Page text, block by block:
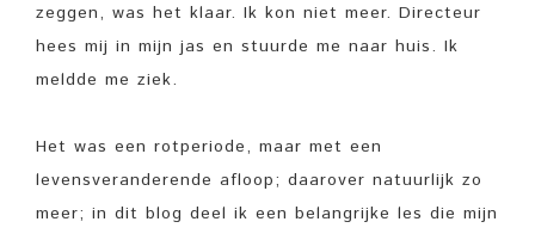
zeggen, was het klaar. Ik kon niet meer. Directeur
hees mij in mijn jas en stuurde me naar huis. Ik
meldde me ziek.
Het was een rotperiode, maar met een
levensveranderende afloop; daarover natuurlijk zo
meer; in dit blog deel ik een belangrijke les die mijn